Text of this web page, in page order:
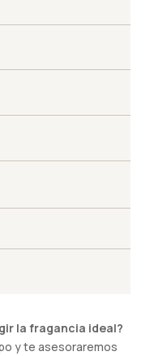
la fragancia ideal?
y te asesoraremos